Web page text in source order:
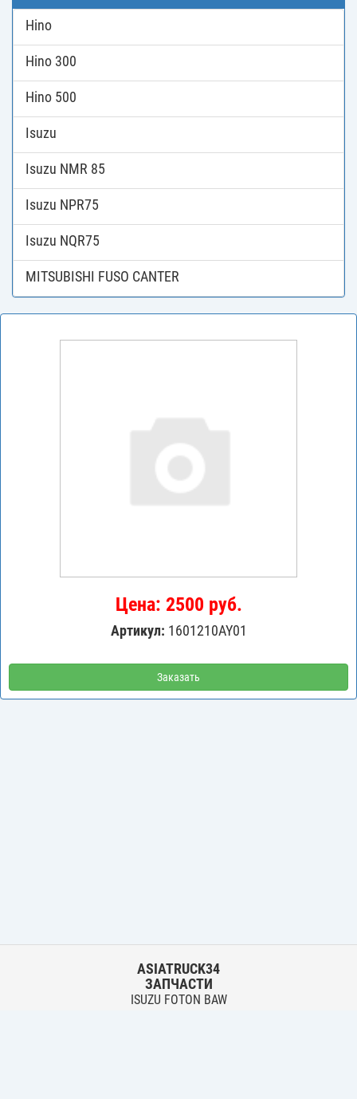
Hino
Hino 300
Hino 500
Isuzu
Isuzu NMR 85
Isuzu NPR75
Isuzu NQR75
MITSUBISHI FUSO CANTER
Цена: 2500 руб.
Артикул: 1601210AY01
Заказать
ASIATRUCK34
ЗАПЧАСТИ
ISUZU FOTON BAW